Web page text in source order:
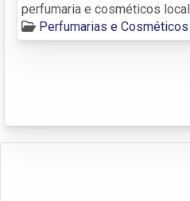
perfumaria e cosméticos
Perfumarias e